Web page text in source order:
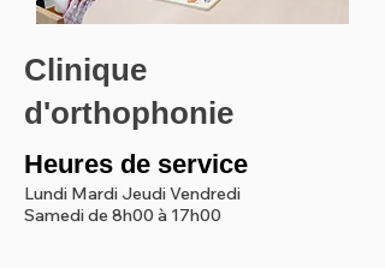
Clinique
d'orthophonie
Heures de service
Lundi Mardi Jeudi Vendredi
Samedi de 8h00 à 17h00